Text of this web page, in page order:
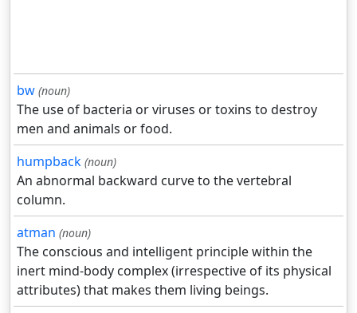
bw (noun)
The use of bacteria or viruses or toxins to destroy
men and animals or food.
humpback (noun)
An abnormal backward curve to the vertebral
column.
atman (noun)
The conscious and intelligent principle within the
inert mind-body complex (irrespective of its physical
attributes) that makes them living beings.